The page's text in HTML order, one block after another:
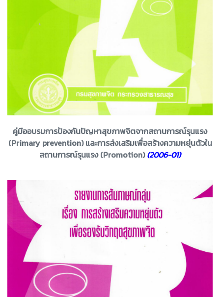
คู่มืออบรมการป้องกันปัญหาสุขภาพจิตจากสถานการณ์รุนแรง
(Primary prevention) และการส่งเสริมเพื่อสร้างความหยุ่นตัวใน
สถานการณ์รุนแรง (Promotion)(2006-01)